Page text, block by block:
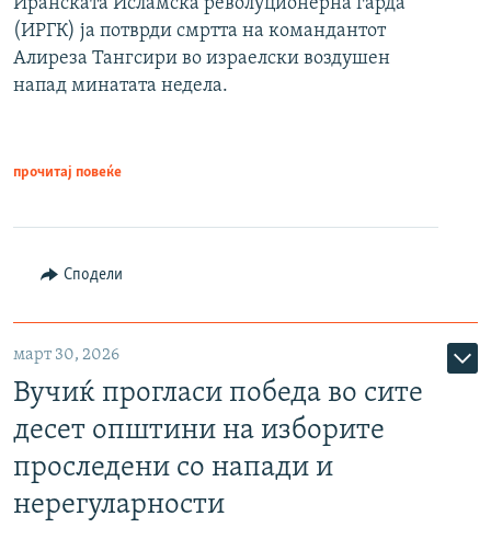
Иранската Исламска револуционерна гарда
(ИРГК) ја потврди смртта на командантот
Алиреза Тангсири во израелски воздушен
напад минатата недела.
прочитај повеќе
Сподели
март 30, 2026
Вучиќ прогласи победа во сите
десет општини на изборите
проследени со напади и
нерегуларности